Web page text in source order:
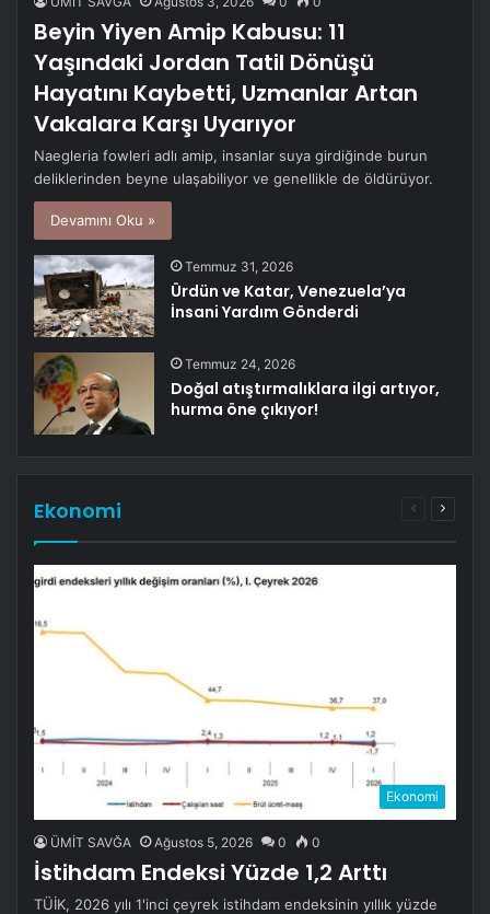
Beyin Yiyen Amip Kabusu: 11
Yaşındaki Jordan Tatil Dönüşü
Hayatını Kaybetti, Uzmanlar Artan
Vakalara Karşı Uyarıyor
Naegleria fowleri adlı amip, insanlar suya girdiğinde burun
deliklerinden beyne ulaşabiliyor ve genellikle de öldürüyor.
Devamını Oku »
Temmuz 31, 2026
Ürdün ve Katar, Venezuela’ya
İnsani Yardım Gönderdi
Temmuz 24, 2026
Doğal atıştırmalıklara ilgi artıyor,
hurma öne çıkıyor!
Ekonomi
ÖncekiSonraki
Ekonomi
ÜMİT SAVĞA Ağustos 5, 2026 0 0
İstihdam Endeksi Yüzde 1,2 Arttı
TÜİK, 2026 yılı 1'inci çeyrek istihdam endeksinin yıllık yüzde